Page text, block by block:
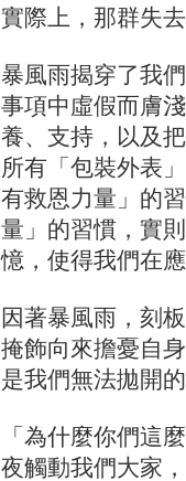
實際上，那群失
暴風雨揭穿了我
事項中虛假而膚
養、支持，以及
所有「包裝外表
有救恩力量」的
量」的習慣，實
憶，使得我們在
因著暴風雨，刻
掩飾向來擔憂自
是我們無法拋開
「為什麼你們這
夜觸動我們大家